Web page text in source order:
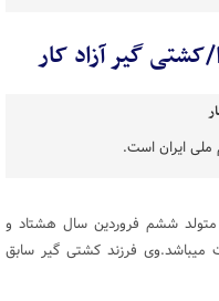
کشتی گیر آزاد کار
ملی ایران است.
متولد ششم فروردین سال هشتاد و
میباشد.وی فرزند کشتی گیر سابق